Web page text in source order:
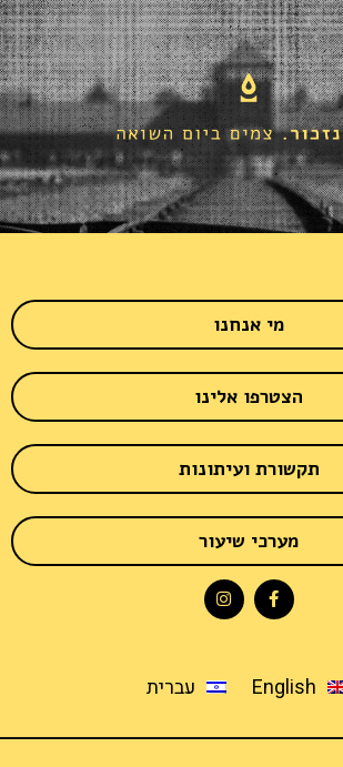
מי אנחנו
הצטרפו אלינו
תקשורת ועיתונות
מערכי שיעור
English עברית